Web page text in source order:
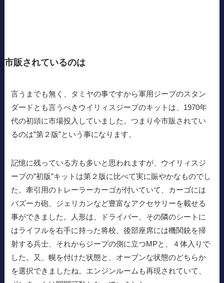
市販されているのは
言うまでも無く、タミヤの事ですから軍用ジープのスタン
ダードとも言うべきウイリィスジープのキットは、1970年
代の初頭に市場投入していました。つまり今市販されてい
るのは”第２版”という事になります。
記憶に残っている方も多いと思われますが、ウイリィスジ
ープの”初版”キットは第２版に比べて実に賑やかなものでし
た。牽引用のトレーラーカーゴが付いていて、カーゴには
バズーカ砲、ジェリカンなど豊富なアクセサリーを載せる
事ができました。人形は、ドライバー、その隣のシートに
はライフルを右手に持った将校、後部座席には機関銃を掃
射する兵士、それからジープの側に立つMPと、４体入りで
した。又、幌を付けた状態と、オープンな状態のどちらか
を選択できましたね。エンジンルームも再現されていて、